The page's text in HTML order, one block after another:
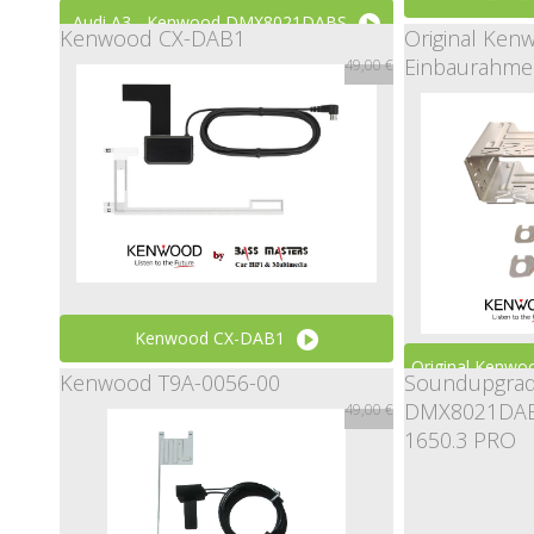
Audi A3 - Kenwood DMX8021DABS
Kenwood CX-DAB1
49,00 €
Kenwood CX-DAB1
49,00 €
Original
Original
Kenwood T9A-0056-00
49,00 €
1650.3 PRO